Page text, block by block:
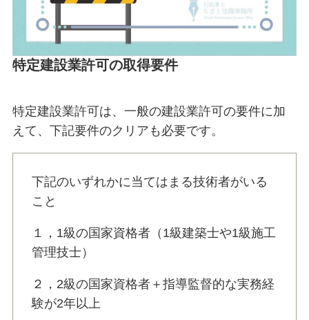
特定建設業許可の取得要件
特定建設業許可は、一般の建設業許可の要件に加
えて、下記要件のクリアも必要です。
下記のいずれかに当てはまる技術者がいる
こと
１，1級の国家資格者（1級建築士や1級施工
管理技士）
２，2級の国家資格者＋指導監督的な実務経
験が2年以上